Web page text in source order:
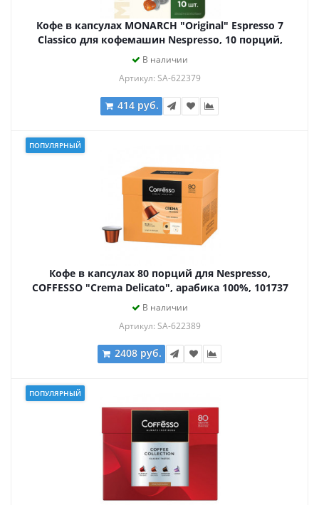
Кофе в капсулах MONARCH "Original" Espresso 7
Classico для кофемашин Nespresso, 10 порций,
4058902
В наличии
Артикул: SA-622379
414 руб.
ПОПУЛЯРНЫЙ
Кофе в капсулах 80 порций для Nespresso,
COFFESSO "Crema Delicato", арабика 100%, 101737
В наличии
Артикул: SA-622389
2408 руб.
ПОПУЛЯРНЫЙ